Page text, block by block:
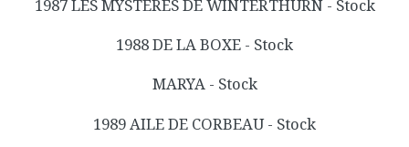
1987 LES MYSTERES DE WINTERTHURN - Stock
1988 DE LA BOXE - Stock
MARYA - Stock
1989 AILE DE CORBEAU - Stock